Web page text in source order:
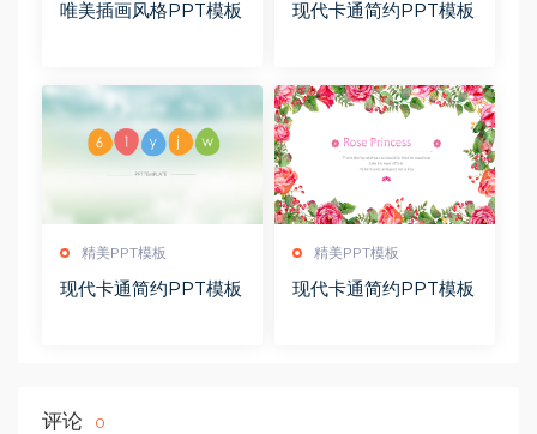
唯美插画风格PPT模板 现代卡通简约PPT模板
精美PPT模板
现代卡通简约PPT模板
精美PPT模板
现代卡通简约PPT模板
评论 0